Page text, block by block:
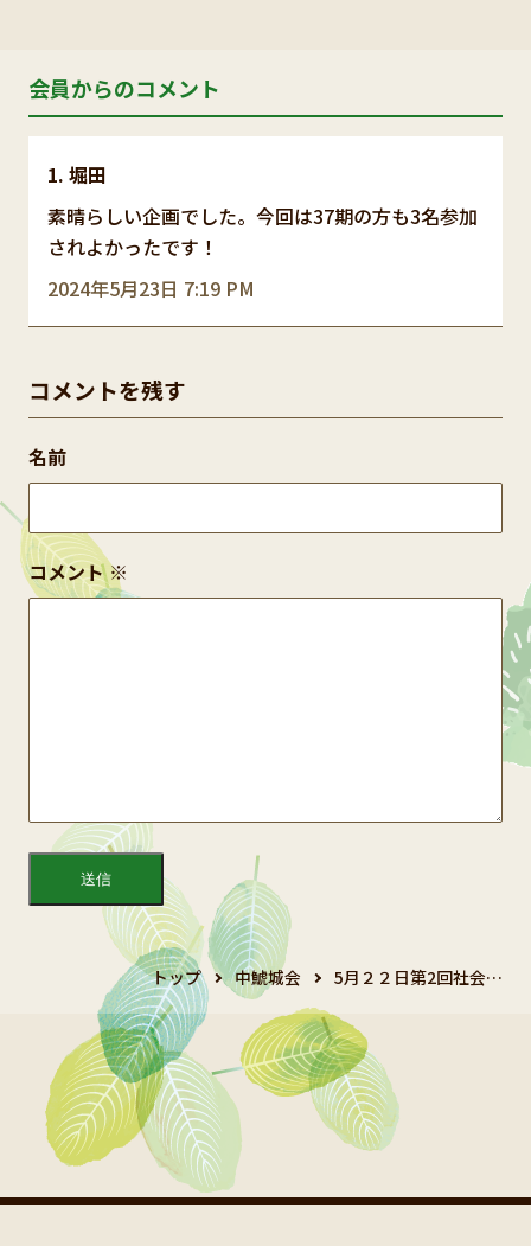
会員からのコメント
堀田
2024年5月23日 7:19 PM
素晴らしい企画でした。今回は37期の方も3名参加
されよかったです！
コメントを残す
コメント※
名前
トップ 中鯱城会 5月２２日第2回社会…